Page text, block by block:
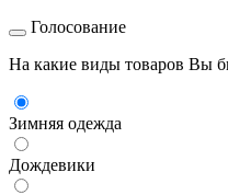
Голосование
На какие виды товаров Вы
Зимняя одежда
Дождевики